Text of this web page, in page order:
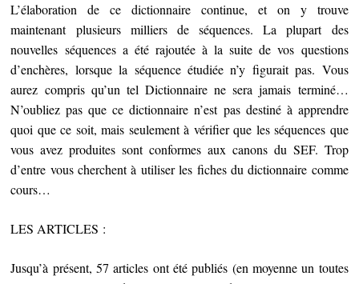
L’élaboration de ce dictionnaire continue, et on y trouve
maintenant plusieurs milliers de séquences. La plupart des
nouvelles séquences a été rajoutée à la suite de vos questions
d’enchères, lorsque la séquence étudiée n’y figurait pas. Vous
aurez compris qu’un tel Dictionnaire ne sera jamais terminé…
N’oubliez pas que ce dictionnaire n’est pas destiné à apprendre
quoi que ce soit, mais seulement à vérifier que les séquences que
vous avez produites sont conformes aux canons du SEF. Trop
d’entre vous cherchent à utiliser les fiches du dictionnaire comme
cours…
LES ARTICLES :
Jusqu’à présent, 57 articles ont été publiés (en moyenne un toutes